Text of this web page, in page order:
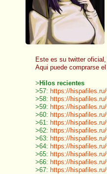
Este es su twitter
Aqui puede comprarse
> Hilos recientes
>57: https://
>58: https://
>59: https://
>60: https://
>61: https://
>62: https://
>63: https://
>64: https://
>65: https://
>66: https://
>67: https://